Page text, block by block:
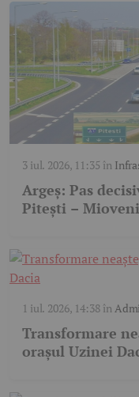
3 iul. 2026, 11:35 în
Argeș: Pas
Pitești –
1 iul. 2026, 14:38în
Transformare
orașul Uzinei